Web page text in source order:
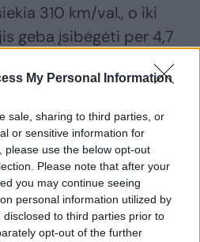
My Personal Information
sale, sharing to third parties, or
or sensitive information for
please use the below opt-out
Please note that after your
you may continue seeing
personal information utilized by
to third parties prior to
opt-out of the further
310 km/val., o iki
geba įsibėgėti per 4,7
litrų darbinio tūrio V6
išvystantis 410 AG galią
Modelis,
iki 100 km/val.
sekundės, antrasis, o
sistema, šį greitį